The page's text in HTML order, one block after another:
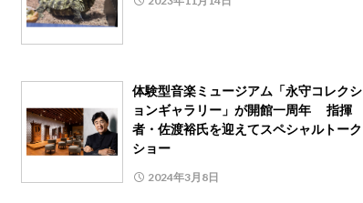
体験型音楽ミュージアム「永守コレクシ
ョンギャラリー」が開館一周年 指揮
者・佐渡裕氏を迎えてスペシャルトーク
ショー
2024年3月8日